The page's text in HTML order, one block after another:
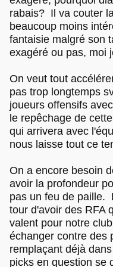
rabais? Il va couter
beaucoup moins
fantaisie malgré son
exagéré ou pas, moi
On veut tout
pas trop longtemps
joueurs offensifs
le repêchage de
qui arrivera avec
nous laisse tout ce
On a encore besoin
avoir la profondeur
pas un feu de paille.
tour d'avoir des RFA
valent pour notre
échanger contre des
remplaçant déjà
picks en question se